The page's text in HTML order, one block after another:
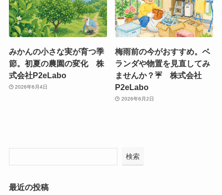
みかんの小さな実が育つ季
節。初夏の農園の変化 株
式会社P2eLabo
2026年6月4日
梅雨前の今がおすすめ。ベ
ランダや物置を見直してみ
ませんか？☔ 株式会社
P2eLabo
2026年6月2日
検索
最近の投稿